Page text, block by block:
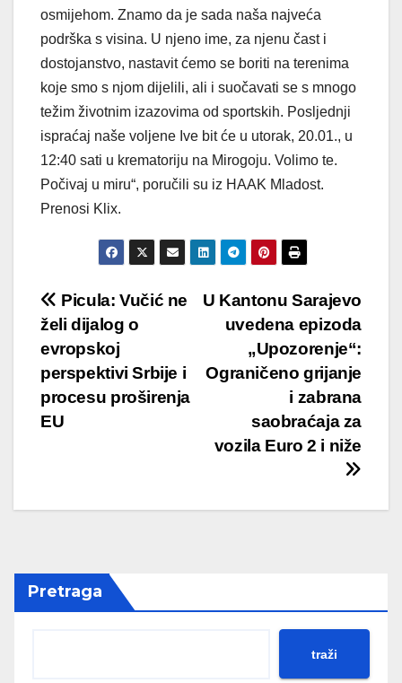
osmijehom. Znamo da je sada naša najveća
podrška s visina. U njeno ime, za njenu čast i
dostojanstvo, nastavit ćemo se boriti na terenima
koje smo s njom dijelili, ali i suočavati se s mnogo
težim životnim izazovima od sportskih. Posljednji
ispraćaj naše voljene Ive bit će u utorak, 20.01., u
12:40 sati u krematoriju na Mirogoju. Volimo te.
Počivaj u miru“, poručili su iz HAAK Mladost.
Prenosi Klix.
Post
navigation
U Kantonu Sarajevo
uvedena epizoda
„Upozorenje“:
Ograničeno grijanje
i zabrana
saobraćaja za
vozila Euro 2 i niže
Picula: Vučić ne
želi dijalog o
evropskoj
perspektivi Srbije i
procesu proširenja
EU
Pretraga
traži